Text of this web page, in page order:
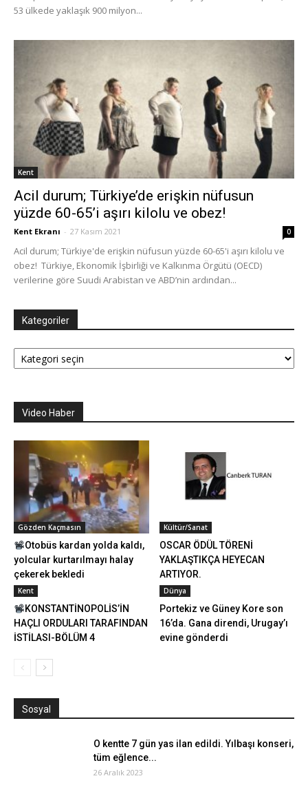
53 ülkede yaklaşık 900 milyon...
Kent
Acil durum; Türkiye’de erişkin nüfusun
yüzde 60-65’i aşırı kilolu ve obez!
Kent Ekranı - 27 Kasım 2021 0
Acil durum; Türkiye'de erişkin nüfusun yüzde 60-65'i aşırı kilolu ve
obez! Türkiye, Ekonomik İşbirliği ve Kalkınma Örgütü (OECD)
verilerine göre Suudi Arabistan ve ABD’nin ardından...
Kategoriler
Kategoriler
Video Haber
Gözden Kaçmasın
Otobüs kardan yolda kaldı,
yolcular kurtarılmayı halay
çekerek bekledi
Kültür/Sanat
OSCAR ÖDÜL TÖRENİ
YAKLAŞTIKÇA HEYECAN
ARTIYOR.
Kent
KONSTANTİNOPOLİS’İN
HAÇLI ORDULARI TARAFINDAN
İSTİLASI-BÖLÜM 4
Dünya
Portekiz ve Güney Kore son
16’da. Gana direndi, Urugay’ı
evine gönderdi
Sosyal
O kentte 7 gün yas ilan edildi. Yılbaşı konseri,
tüm eğlence...
26 Aralık 2023